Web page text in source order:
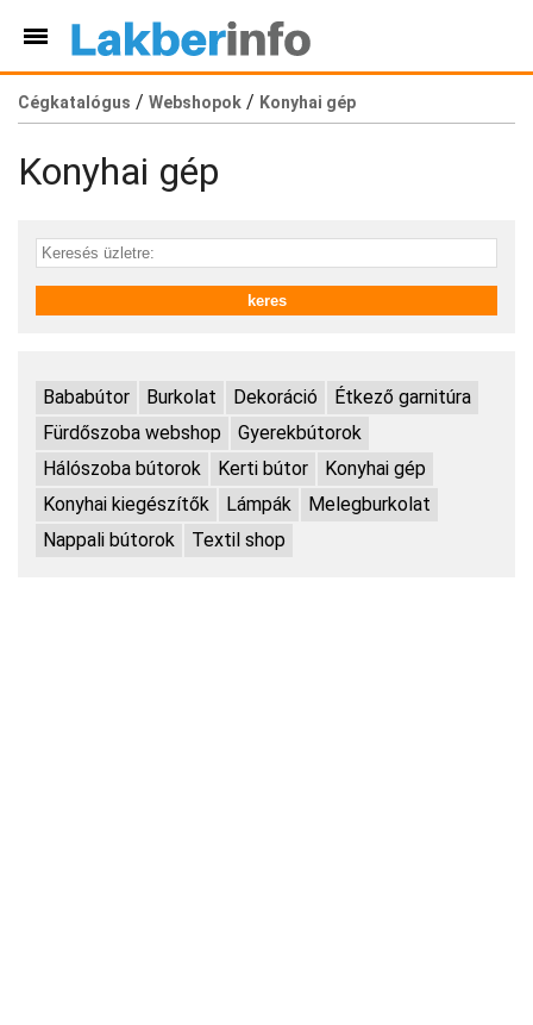
Cégkatalógus / Webshopok / Konyhai gép
Konyhai gép
Bababútor Burkolat Dekoráció
Étkező garnitúra
Fürdőszoba webshop
Gyerekbútorok
Hálószoba bútorok
Kerti bútor
Konyhai gép
Konyhai kiegészítők
Lámpák
Melegburkolat
Nappali bútorok
Textil shop